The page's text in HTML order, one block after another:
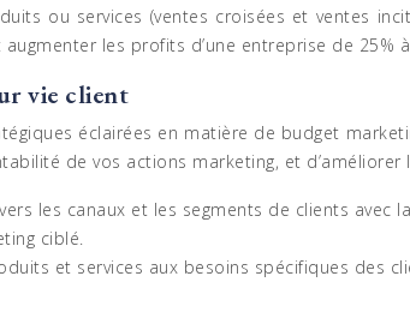
ou services (ventes croisées et ventes
les profits d’une entreprise de 25%
vie client
éclairées en matière de budget
de vos actions marketing, et
les canaux et les segments de clients avec
ciblé.
et services aux besoins spécifiques des